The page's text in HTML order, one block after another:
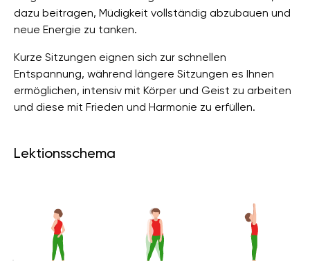
dazu beitragen, Müdigkeit vollständig abzubauen und
neue Energie zu tanken.
Kurze Sitzungen eignen sich zur schnellen
Entspannung, während längere Sitzungen es Ihnen
ermöglichen, intensiv mit Körper und Geist zu arbeiten
und diese mit Frieden und Harmonie zu erfüllen.
Lektionsschema